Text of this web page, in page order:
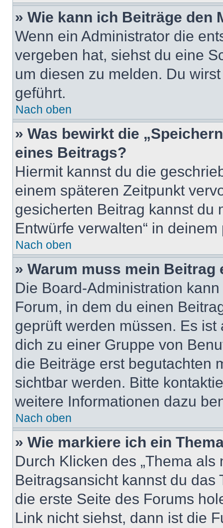
» Wie kann ich Beiträge den
Wenn ein Administrator die
vergeben hat, siehst du eine
um diesen zu melden. Du
geführt.
Nach oben
» Was bewirkt die
eines Beitrags?
Hiermit kannst du die
einem späteren Zeitpunkt
gesicherten Beitrag kannst du
Entwürfe verwalten“ in
Nach oben
» Warum muss mein
Die Board-Administration
Forum, in dem du einen
geprüft werden müssen. Es
dich zu einer Gruppe von
die Beiträge erst begutachten
sichtbar werden. Bitte
weitere Informationen dazu
Nach oben
» Wie markiere ich ein
Durch Klicken des „Thema
Beitragsansicht kannst du
die erste Seite des Forums
Link nicht siehst, dann ist die